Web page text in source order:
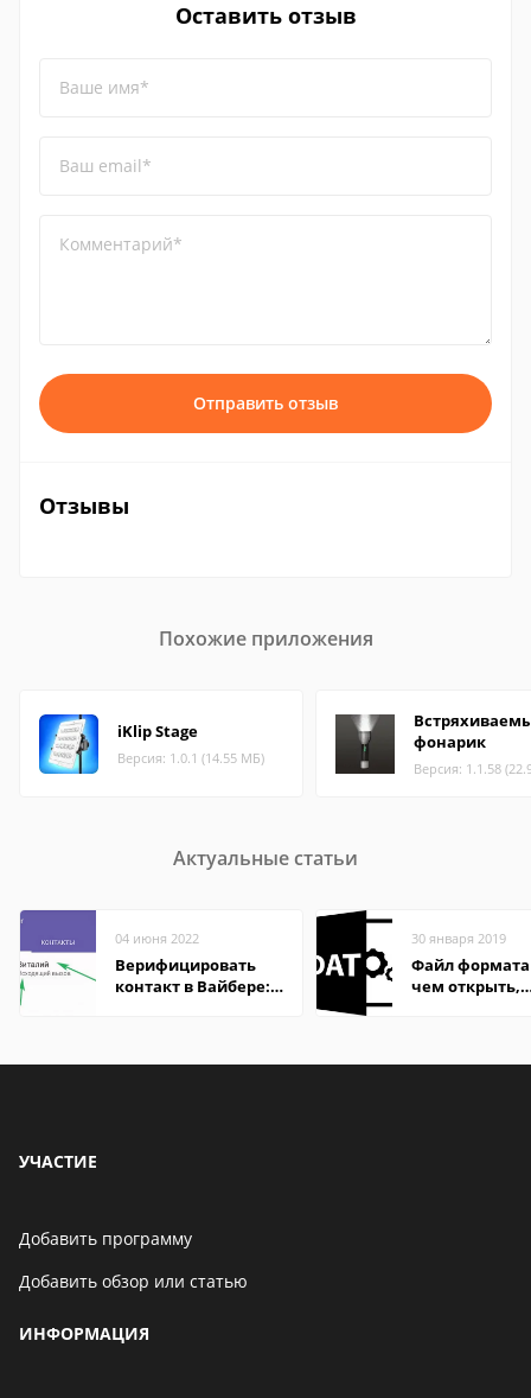
Оставить отзыв
Ваше имя*
Ваш email*
Комментарий*
Отправить отзыв
Отзывы
Похожие приложения
iKlip Stage
Версия: 1.0.1 (14.55 МБ)
фонарик
Версия: 1.1.58
Актуальные статьи
04 июня 2022
Верифицировать
контакт в Вайбере:
30 января 2019
Файл формата
чем открыть,
УЧАСТИЕ
Добавить программу
Добавить обзор или статью
ИНФОРМАЦИЯ